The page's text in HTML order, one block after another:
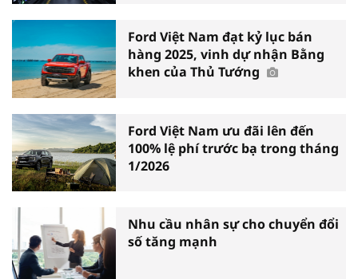
Ford Việt Nam đạt kỷ lục bán
hàng 2025, vinh dự nhận Bằng
khen của Thủ Tướng
Ford Việt Nam ưu đãi lên đến
100% lệ phí trước bạ trong tháng
1/2026
Nhu cầu nhân sự cho chuyển đổi
số tăng mạnh